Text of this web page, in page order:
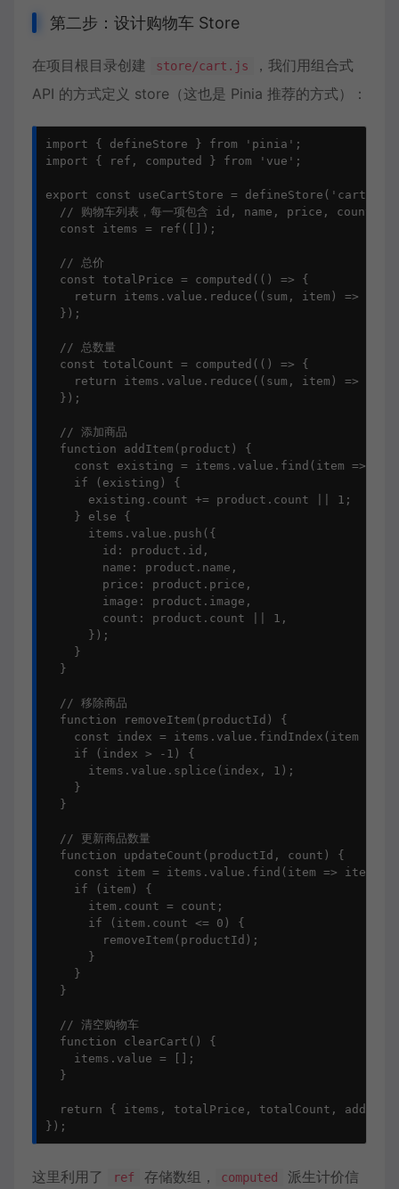
第二步：设计购物车 Store
在项目根目录创建 store/cart.js
，我们用组合式
API 的方式定义 store（这也是 Pinia 推荐的方式）：
import { defineStore } from 'pinia';
import { ref, computed } from 'vue';
export const useCartStore = defineStore('cart',
// 购物车列表，每一项包含 id, name, price, count,
  const items = ref([]);
  // 总价
  const totalPrice = computed(() => {
return items.value.reduce((sum, item) => sum
  });
  // 总数量
  const totalCount = computed(() => {
return items.value.reduce((sum, item) => sum
  });
  // 添加商品
  function addItem(product) {
const existing = items.value.find(item =>
    if (existing) {
      existing.count += product.count || 1;
    } else {
      items.value.push({
        id: product.id,
        name: product.name,
        price: product.price,
        image: product.image,
        count: product.count || 1,
      });
    }
  }
  // 移除商品
  function removeItem(productId) {
const index = items.value.findIndex(item =>
    if (index > -1) {
      items.value.splice(index, 1);
    }
  }
  // 更新商品数量
  function updateCount(productId, count) {
const item = items.value.find(item =>
    if (item) {
      item.count = count;
      if (item.count <= 0) {
        removeItem(productId);
      }
    }
  }
  // 清空购物车
  function clearCart() {
    items.value = [];
  }
return { items, totalPrice, totalCount,
});
这里利用了 ref 存储数组， computed 派生计价信